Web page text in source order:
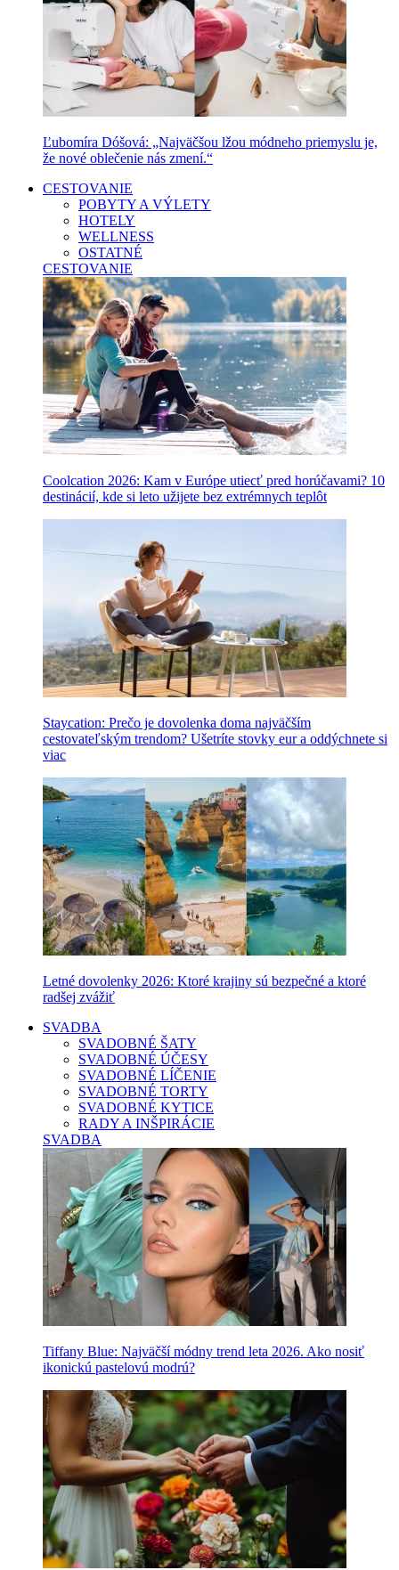
Ľubomíra Dóšová: „Najväčšou lžou módneho priemyslu je,
že nové oblečenie nás zmení.“
CESTOVANIE
POBYTY A VÝLETY
HOTELY
WELLNESS
OSTATNÉ
CESTOVANIE
Coolcation 2026: Kam v Európe utiecť pred horúčavami? 10
destinácií, kde si leto užijete bez extrémnych teplôt
Staycation: Prečo je dovolenka doma najväčším
cestovateľským trendom? Ušetríte stovky eur a oddýchnete si
viac
Letné dovolenky 2026: Ktoré krajiny sú bezpečné a ktoré
radšej zvážiť
SVADBA
SVADOBNÉ ŠATY
SVADOBNÉ ÚČESY
SVADOBNÉ LÍČENIE
SVADOBNÉ TORTY
SVADOBNÉ KYTICE
RADY A INŠPIRÁCIE
SVADBA
Tiffany Blue: Najväčší módny trend leta 2026. Ako nosiť
ikonickú pastelovú modrú?